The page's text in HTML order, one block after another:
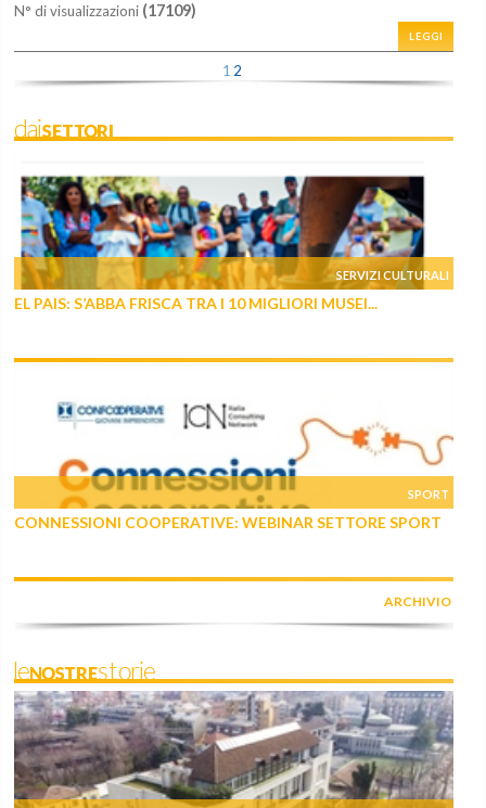
N° di visualizzazioni (17109)
LEGGI
1 2
daiSETTORI
SERVIZI CULTURALI
EL PAIS: S’ABBA FRISCA TRA I 10 MIGLIORI MUSEI...
SPORT
CONNESSIONI COOPERATIVE: WEBINAR SETTORE SPORT
ARCHIVIO
leNOSTREstorie